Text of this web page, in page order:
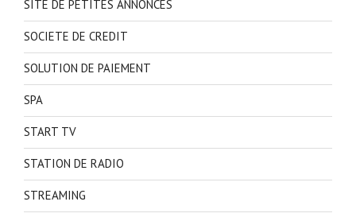
SITE DE PETITES ANNONCES
SOCIETE DE CREDIT
SOLUTION DE PAIEMENT
SPA
START TV
STATION DE RADIO
STREAMING